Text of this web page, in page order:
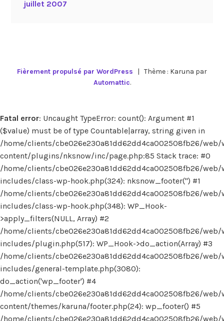
juillet 2007
Fièrement propulsé par WordPress | Thème : Karuna par
Automattic.
Fatal error: Uncaught TypeError: count(): Argument #1
($value) must be of type Countable|array, string given in
/home/clients/cbe026e230a81dd62dd4ca002508fb26/web/
content/plugins/nksnow/inc/page.php:85 Stack trace: #0
/home/clients/cbe026e230a81dd62dd4ca002508fb26/web/
includes/class-wp-hook.php(324): nksnow_footer('') #1
/home/clients/cbe026e230a81dd62dd4ca002508fb26/web/
includes/class-wp-hook.php(348): WP_Hook-
>apply_filters(NULL, Array) #2
/home/clients/cbe026e230a81dd62dd4ca002508fb26/web/
includes/plugin.php(517): WP_Hook->do_action(Array) #3
/home/clients/cbe026e230a81dd62dd4ca002508fb26/web/
includes/general-template.php(3080):
do_action('wp_footer') #4
/home/clients/cbe026e230a81dd62dd4ca002508fb26/web/
content/themes/karuna/footer.php(24): wp_footer() #5
/home/clients/cbe026e230a81dd62dd4ca002508fb26/web/